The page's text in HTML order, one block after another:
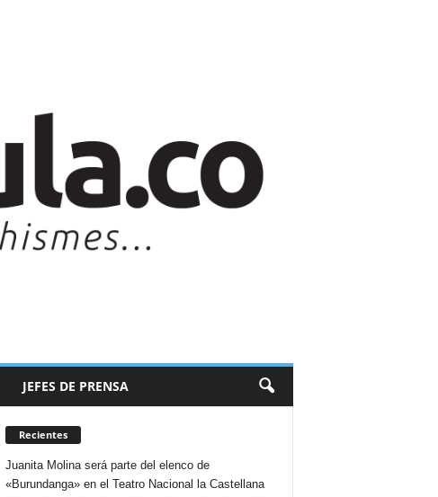
JEFES DE PRENSA
Recientes
Juanita Molina será parte del elenco de
«Burundanga» en el Teatro Nacional la Castellana